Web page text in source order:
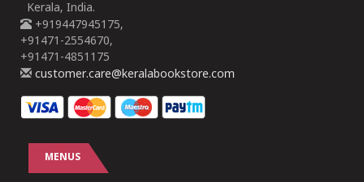
Kerala, India.
+919447945175,
+91471-2554670,
+91471-4851175
customer.care@keralabookstore.com
MENUS